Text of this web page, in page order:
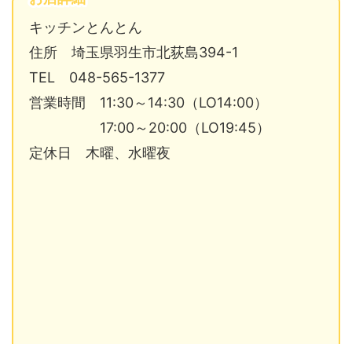
キッチンとんとん
住所 埼玉県羽生市北荻島394-1
TEL 048-565-1377
営業時間 11:30～14:30（LO14:00）
17:00～20:00（LO19:45）
定休日 木曜、水曜夜